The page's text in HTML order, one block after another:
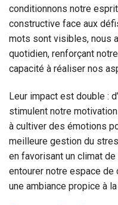
conditionnons notre
constructive face aux
mots sont visibles, nous
quotidien, renforçant
capacité à réaliser nos
Leur impact est double :
stimulent notre
à cultiver des émotions
meilleure gestion du
en favorisant un climat
entourer notre espace de
une ambiance propice à